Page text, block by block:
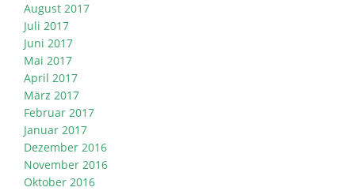
August 2017
Juli 2017
Juni 2017
Mai 2017
April 2017
März 2017
Februar 2017
Januar 2017
Dezember 2016
November 2016
Oktober 2016